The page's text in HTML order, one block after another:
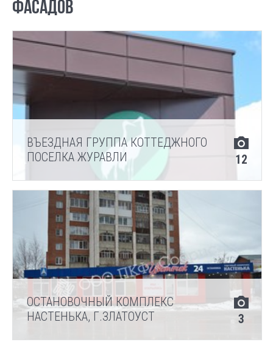
ФАСАДОВ
12
ВЪЕЗДНАЯ ГРУППА КОТТЕДЖНОГО
ПОСЕЛКА ЖУРАВЛИ
3
ОСТАНОВОЧНЫЙ КОМПЛЕКС
НАСТЕНЬКА, Г.ЗЛАТОУСТ